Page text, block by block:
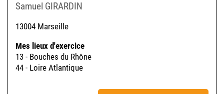
Samuel GIRARDIN
13004 Marseille
Mes lieux d'exercice
13 - Bouches du Rhône
44 - Loire Atlantique